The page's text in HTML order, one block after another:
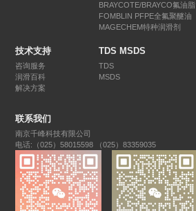
BRAYCOTE/BRAYCO氟油脂
FOMBLIN PFPE全氟聚醚油
MAGECHEM特种润滑剂
技术支持
咨询服务
润滑百科
解决方案
TDS MSDS
TDS
MSDS
联系我们
南京千峰科技有限公司
电话:（025）58015598 （025）83359035